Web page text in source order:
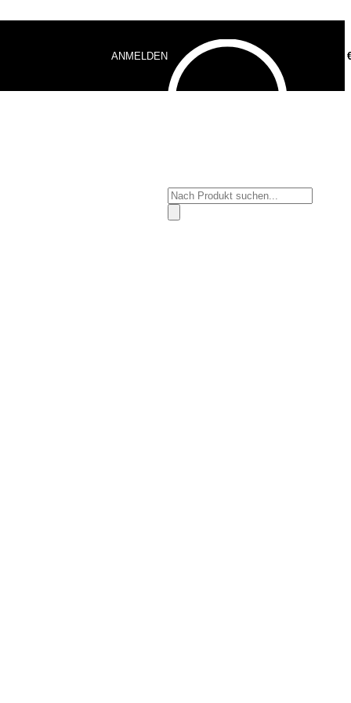
ANMELDEN
Products
search